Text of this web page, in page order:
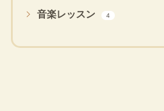
音楽レッスン 4